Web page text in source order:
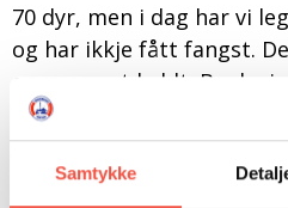
Samtykke
70 dyr, men i dag har vi
og har ikkje fått fangst.
og er svært kaldt. Banka
ettermiddagsvakta. Vi har
med mange skuter.